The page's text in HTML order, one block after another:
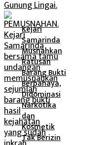
Kejari
Samarinda
Musnahkan
Ratusan
Barang Bukti
Berbahaya,
Didominasi
Narkotika
dan
Kosmetik
Tak Berizin